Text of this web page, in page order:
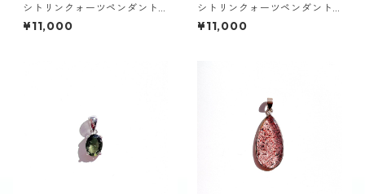
シトリンクォーツペンダント
トップ①
¥11,000
シトリンクォーツペンダント
トップ②
¥11,000